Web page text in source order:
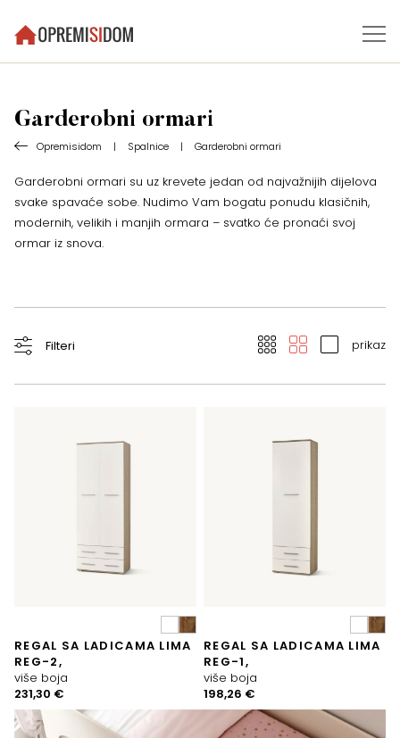
Garderobni ormari
Opremisidom | Spalnice | Garderobni ormari
Garderobni ormari su uz krevete jedan od najvažnijih dijelova
svake spavaće sobe. Nudimo Vam bogatu ponudu klasičnih,
modernih, velikih i manjih ormara – svatko će pronaći svoj
ormar iz snova.
REGAL SA LADICAMA LIMA
REG-2,
više boja
231,30 €
REGAL SA LADICAMA LIMA
REG-1,
više boja
198,26 €
Filteri prikaz